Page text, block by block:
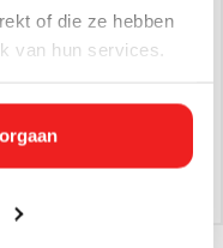
of die ze hebben
van hun services.